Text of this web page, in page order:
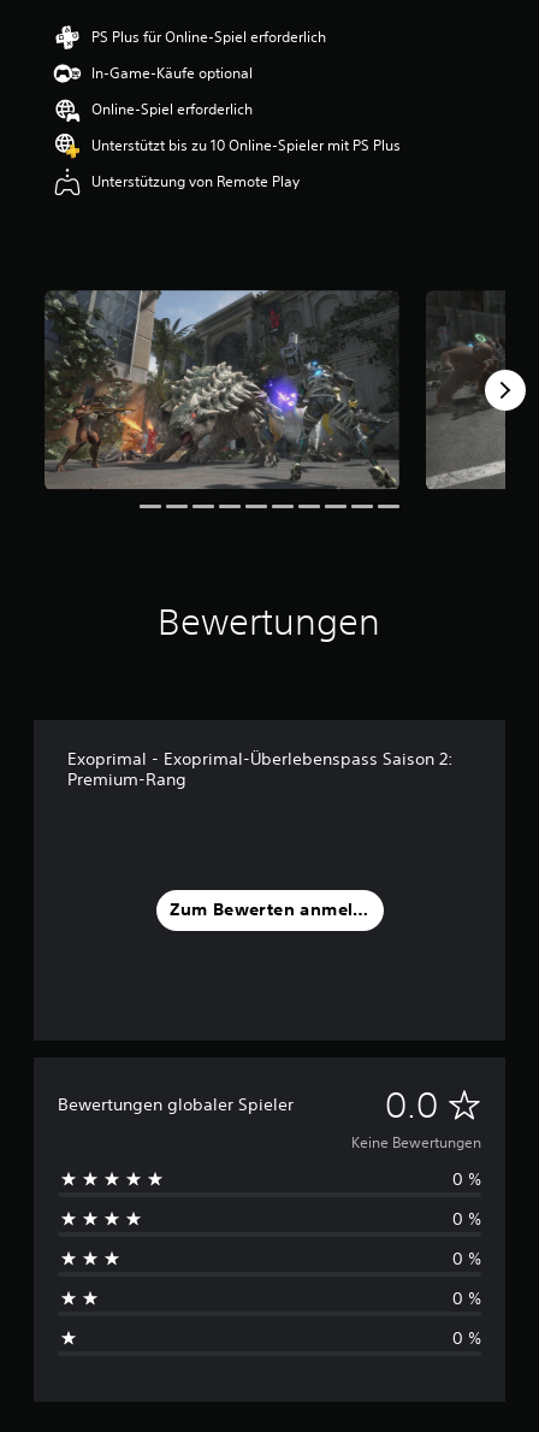
PS Plus für Online-Spiel erforderlich
In-Game-Käufe optional
Online-Spiel erforderlich
Unterstützt bis zu 10 Online-Spieler mit PS Plus
Unterstützung von Remote Play
Bewertungen
Exoprimal - Exoprimal-Überlebenspass Saison 2:
Premium-Rang
Zum Bewerten anmelden
Bewertungen globaler Spieler 0.0 K
e
n
B
w
Keine Bewertungen
0 %
0 %
0 %
0 %
0 %